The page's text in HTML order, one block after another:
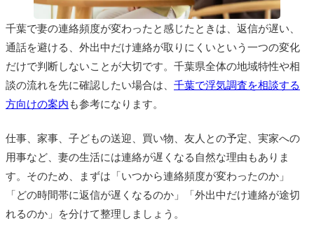
千葉で妻の連絡頻度が変わったと感じたときは、返信が遅い、
通話を避ける、外出中だけ連絡が取りにくいという一つの変化
だけで判断しないことが大切です。千葉県全体の地域特性や相
談の流れを先に確認したい場合は、 千葉で浮気調査を相談する
方向けの案内 も参考になります。
仕事、家事、子どもの送迎、買い物、友人との予定、実家への
用事など、妻の生活には連絡が遅くなる自然な理由もありま
す。そのため、まずは「いつから連絡頻度が変わったのか」
「どの時間帯に返信が遅くなるのか」「外出中だけ連絡が途切
れるのか」を分けて整理しましょう。